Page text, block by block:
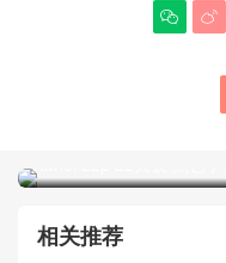
 
Chanel女包 迪拜官方網站